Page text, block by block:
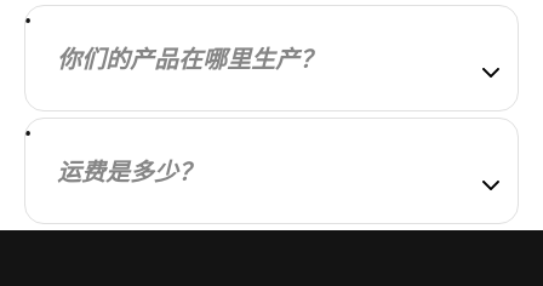
我们会尽快处理您的订单。订单发货后，您将收到一
封包含更多信息的电子邮件。配送时间因您所在的地
区而异。
你们的产品在哪里生产？
我们的产品在本地和全球范围内制造。我们精心挑选
制造合作伙伴，以确保我们的产品质量高且物有所
值。
运费是多少？
运费根据您的所在地和订单中的商品计算。您在购买